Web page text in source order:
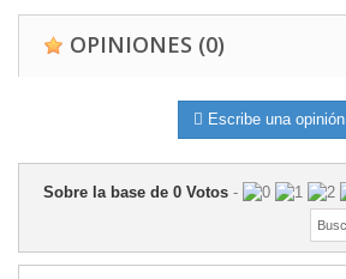
OPINIONES (0)
Escribe una opinión
Sobre la base de 0 Votos -